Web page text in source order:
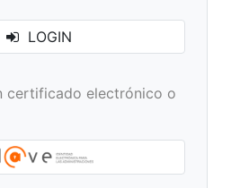
LOGIN
certificado electrónico o